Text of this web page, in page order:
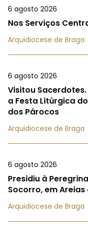
6 agosto 2026
Nos Serviços
Arquidiocese de Braga
6 agosto 2026
Visitou
a Festa Litúrgica
dos Párocos
Arquidiocese de Braga
6 agosto 2026
Presidiu à
Socorro, em
Arquidiocese de Braga